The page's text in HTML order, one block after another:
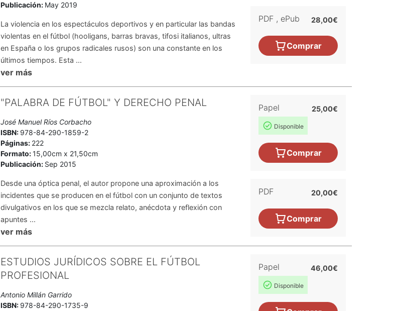
Publicación: May 2019
La violencia en los espectáculos deportivos y en particular las bandas
violentas en el fútbol (hooligans, barras bravas, tifosi italianos, ultras
en España o los grupos radicales rusos) son una constante en los
últimos tiempos. Esta ...
ver más
PDF , ePub 28,00€
Comprar
"PALABRA DE FÚTBOL" Y DERECHO PENAL
José Manuel Ríos Corbacho
ISBN: 978-84-290-1859-2
Páginas: 222
Formato:15,00cm x 21,50cm
Publicación: Sep 2015
Desde una óptica penal, el autor propone una aproximación a los
incidentes que se producen en el fútbol con un conjunto de textos
divulgativos en los que se mezcla relato, anécdota y reflexión con
apuntes ...
ver más
Papel
Disponible
25,00€
Comprar
PDF 20,00€
Comprar
ESTUDIOS JURÍDICOS SOBRE EL FÚTBOL
PROFESIONAL
Antonio Millán Garrido
ISBN: 978-84-290-1735-9
Papel
Disponible
46,00€